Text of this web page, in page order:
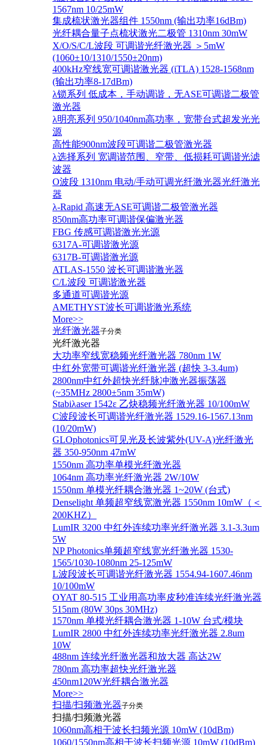
1567nm 10/25mW
集成梳状激光器组件 1550nm (输出功率16dBm)
光纤耦合量子点梳状激光二极管 1310nm 30mW
X/O/S/C/L波段 可调谐光纤激光器 ＞5mW
(1060±10/1310/1550±20nm)
400kHz窄线宽可调谐激光器 (iTLA) 1528-1568nm
(输出功率8-17dBm)
λ锁系列 低成本，手动调谐，无ASE可调谐二极管
激光器
λ明亮系列 950/1040nm高功率，宽带台式超发光光
源
高性能900nm波段可调谐二极管激光器
λ选择系列 宽调谐范围、窄带、低损耗可调谐光滤
波器
O波段 1310nm 电动/手动可调光纤激光器光纤激光
器
λ-Rapid 高速无ASE可调谐二极管激光器
850nm高功率可调谐保偏激光器
FBG 传感可调谐激光光源
6317A-可调谐激光源
6317B-可调谐激光源
ATLAS-1550 波长可调谐激光器
C/L波段 可调谐激光器
多通道可调谐光源
AMETHYST波长可调谐激光系统
More>>
光纤激光器子分类
光纤激光器
大功率窄线宽稳频光纤激光器 780nm 1W
中红外宽带可调谐光纤激光器 (超快 3-3.4um)
2800nm中红外超快光纤脉冲激光器振荡器
(~35MHz 2800±5nm 35mW)
Stabiλaser 1542ε 乙炔稳频光纤激光器 10/100mW
C波段波长可调谐光纤激光器 1529.16-1567.13nm
(10/20mW)
GLOphotonics可见光及长波紫外(UV-A)光纤激光
器 350-950nm 47mW
1550nm 高功率单模光纤激光器
1064nm 高功率光纤激光器 2W/10W
1550nm 单模光纤耦合激光器 1~20W (台式)
Denselight 单频超窄线宽激光器 1550nm 10mW（＜
200KHZ）
LumIR 3200 中红外连续功率光纤激光器 3.1-3.3um
5W
NP Photonics单频超窄线宽光纤激光器 1530-
1565/1030-1080nm 25-125mW
L波段波长可调谐光纤激光器 1554.94-1607.46nm
10/100mW
OYAT 80-515 工业用高功率皮秒准连续光纤激光器
515nm (80W 30ps 30MHz)
1570nm 单模光纤耦合激光器 1-10W 台式/模块
LumIR 2800 中红外连续功率光纤激光器 2.8um
10W
488nm 连续光纤激光器和放大器 高达2W
780nm 高功率超快光纤激光器
450nm120W光纤耦合激光器
More>>
扫描/扫频激光器子分类
扫描/扫频激光器
1060nm高相干波长扫频光源 10mW (10dBm)
1060/1550nm高相干波长扫频光源 10mW (10dBm)